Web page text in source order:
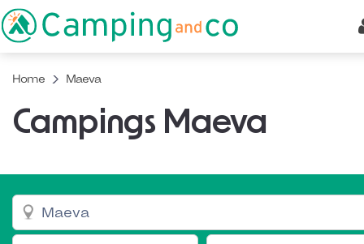
Home Maeva
Campings Maeva